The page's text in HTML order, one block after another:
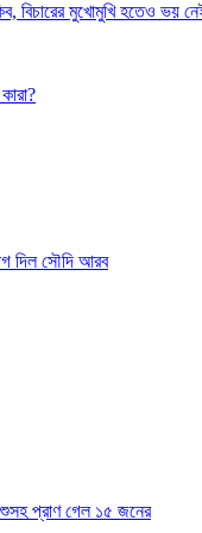
বিচারের মুখোমুখি হতেও ভয়
দিল সৌদি আরব
প্রাণ গেল ১৫ জনের